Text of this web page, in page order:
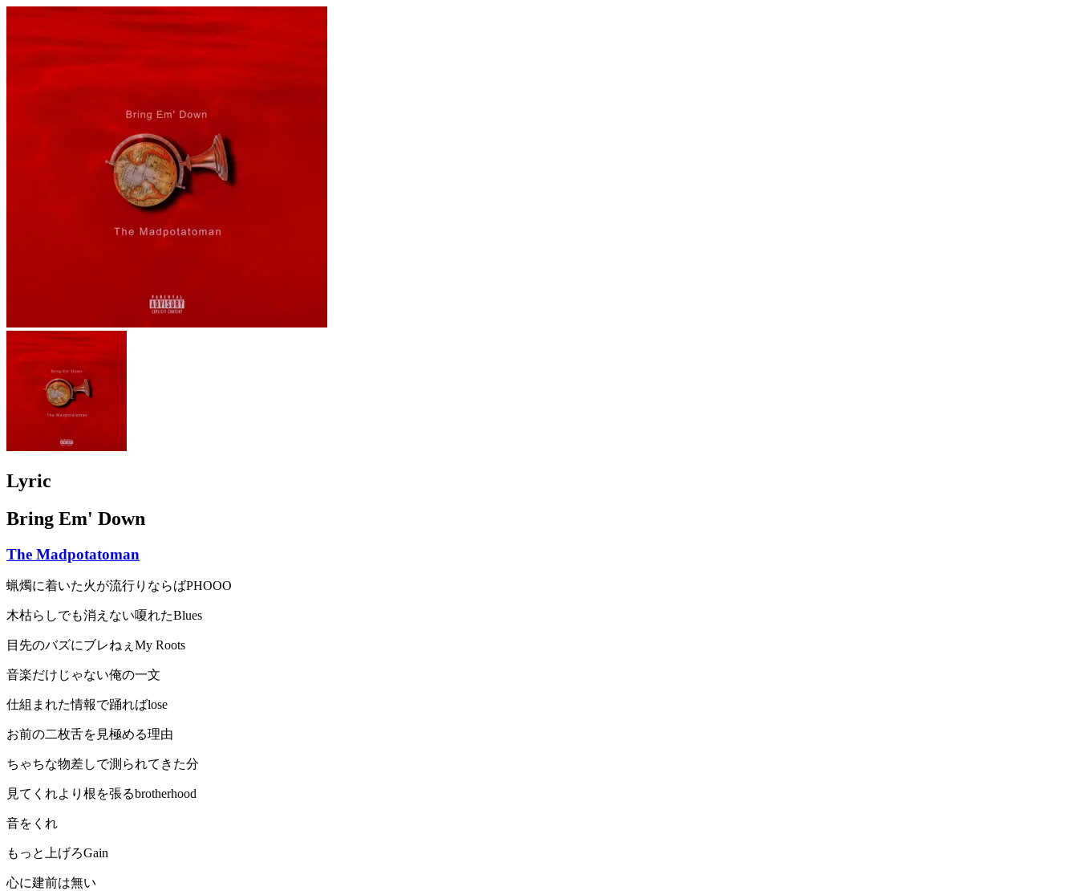
Lyric
Bring Em' Down
The Madpotatoman
蝋燭に着いた火が流行りならばPHOOO
木枯らしでも消えない嗄れたBlues
目先のバズにブレねぇMy Roots
音楽だけじゃない俺の一文
仕組まれた情報で踊ればlose
お前の二枚舌を見極める理由
ちゃちな物差しで測られてきた分
見てくれより根を張るbrotherhood
音をくれ
もっと上げろGain
心に建前は無い